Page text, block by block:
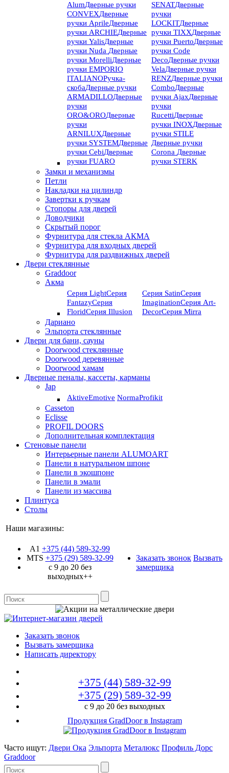
AlumДверные ручки
CONVEXДверные
ручки AprileДверные
ручки ARCHIEДверные
ручки YalisДверные
ручки Nuda Дверные
ручки MorelliДверные
ручки EMPORIO
ITALIANOРучка-
скобаДверные ручки
ARMADILLOДверные
ручки
ORO&OROДверные
ручки
ARNILUXДверные
ручки SYSTEMДверные
ручки CebiДверные
ручки FUARO
SENATДверные
ручки
LOCKITДверные
ручки TIXXДверные
ручки PuertoДверные
ручки Code
DecoДверные ручки
VelaДверные ручки
RENZДверные ручки
ComboДверные
ручки AjaxДверные
ручки
RucettiДверные
ручки INOXДверные
ручки STILE
Дверные ручки
Corona Дверные
ручки STERK
Замки и механизмы
Петли
Накладки на цилиндр
Завертки к ручкам
Стопоры для дверей
Доводчики
Скрытый порог
Фурнитура для стекла АКМА
Фурнитура для входных дверей
Фурнитура для раздвижных дверей
Двери стеклянные
Graddoor
Акма
Серия LightСерия
FantazyСерия
FloridСерия Illusion
Серия SatinСерия
ImaginationСерия Art-
DeсorСерия Mirra
Дариано
Эльпорта стеклянные
Двери для бани, сауны
Doorwood стеклянные
Doorwood деревянные
Doorwood хамам
Дверные пеналы, кассеты, карманы
Jap
AktiveEmotive NormaProfikit
Casseton
Eclisse
PROFIL DOORS
Дополнительная комплектация
Стеновые панели
Интерьерные панели ALUMOART
Панели в натуральном шпоне
Панели в экошпоне
Панели в эмали
Панели из массива
Плинтуса
Столы
Наши магазины:
A1 +375 (44) 589-32-99
MTS +375 (29)589-32-99
с 9 до 20 без
выходных++
Заказать звонок Вызвать
замерщика
Заказать звонок
Вызвать замерщика
Написать директору
+375 (44) 589-32-99
+375 (29) 589-32-99
с 9 до 20 без выходных
Продукция GradDoor в Instagram
Часто ищут: Двери Ока Эльпорта Металюкс Профиль Дорс
Graddoor